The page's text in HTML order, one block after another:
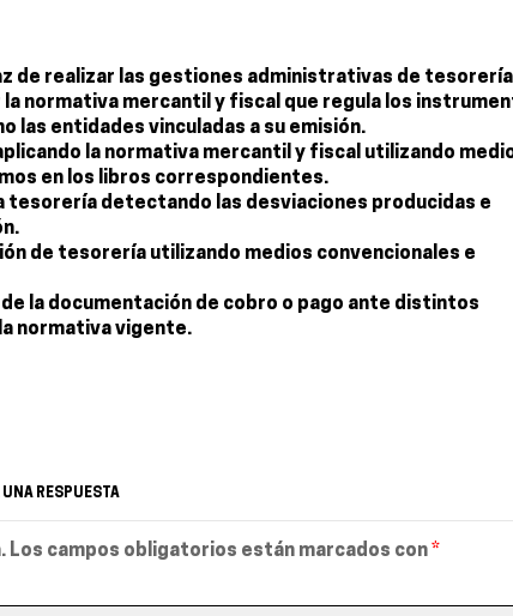
de realizar las gestiones administrativas de
normativa mercantil y fiscal que regula los
las entidades vinculadas a su emisión.
la normativa mercantil y fiscal utilizando
en los libros correspondientes.
tesorería detectando las desviaciones producidas e
de tesorería utilizando medios convencionales e
la documentación de cobro o pago ante distintos
normativa vigente.
UNA RESPUESTA
Los campos obligatorios están marcados con *